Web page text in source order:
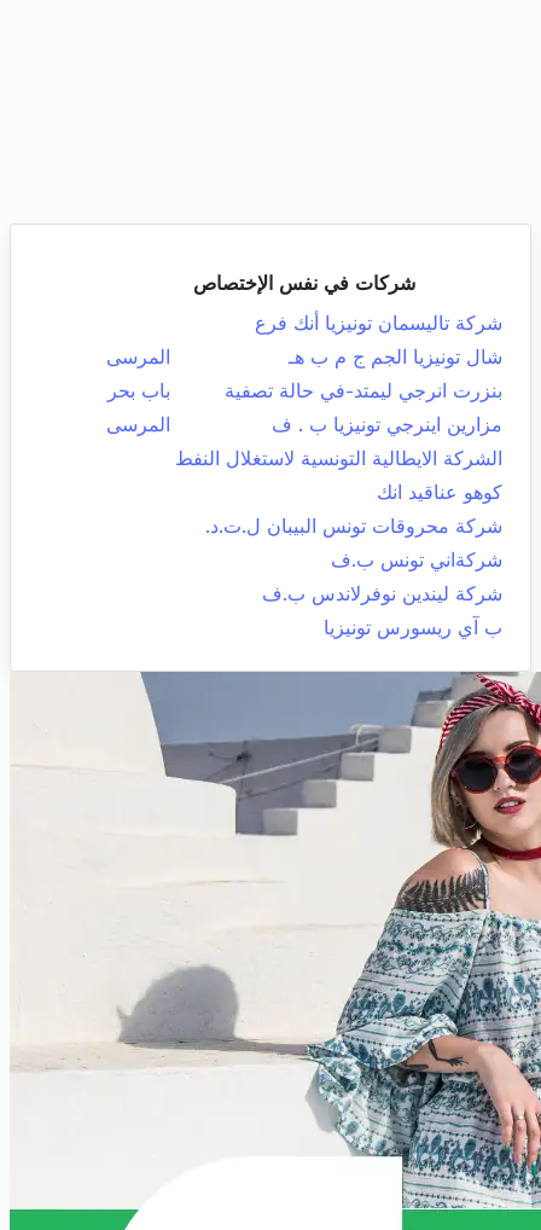
شركات في نفس الإختصاص
شركة تاليسمان تونيزيا أنك فرع
شال تونيزيا الجم ج م ب هـ
المرسى
بنزرت انرجي ليمتد-في حالة تصفية
باب بحر
مزارين اينرجي تونيزيا ب . ف
المرسى
الشركة الايطالية التونسية لاستغلال النفط
كوهو عناقيد انك
شركة محروقات تونس البيبان ل.ت.د.
شركةاني تونس ب.ف
شركة ليندين نوفرلاندس ب.ف
ب آي ريسورس تونيزيا